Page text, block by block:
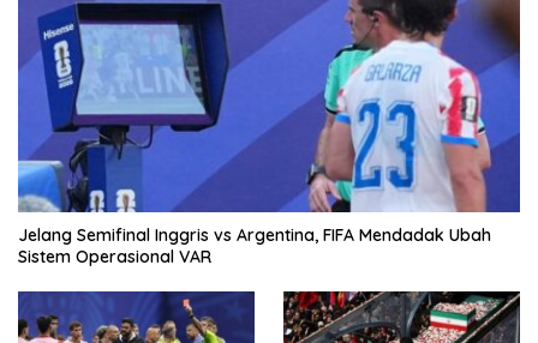
Jelang Semifinal Inggris vs Argentina, FIFA Mendadak Ubah
Sistem Operasional VAR